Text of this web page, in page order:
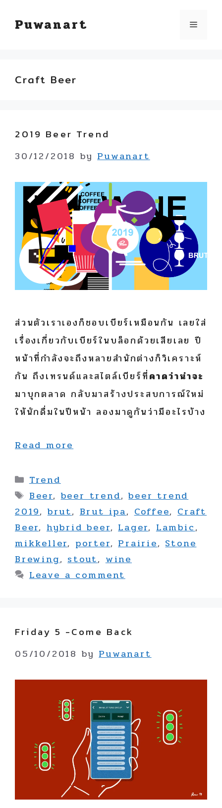
Puwanart Menu
Craft Beer
2019 Beer Trend
30/12/2018 byPuwanart
ส่วนตัวเราเองก็ชอบเบียร์เหมือนกัน เลยใส่
เรื่องเกี่ยวกับเบียร์ในบล็อกด้วยเสียเลย ปี
หน้าที่กำลังจะถึงหลายสำนักต่างก็วิเคราะห์
กัน ถึงเทรนด์และสไตล์เบียร์ที่คาดว่าน่าจะ
มาบุกตลาด กลับมาสร้างประสบการณ์ใหม่
ให้นักดื่มในปีหน้า ลองมาดูกันว่ามีอะไรบ้าง
Read more
Categories
Trend
Tags
Beer,beer trend,beer trend
2019,brut,Brut ipa,Coffee,Craft
Beer,hybrid beer,Lager,Lambic,
mikkeller, porter,Prairie,Stone
Brewing,stout,wine
Leave a comment
Friday 5 -Come Back
05/10/2018 byPuwanart